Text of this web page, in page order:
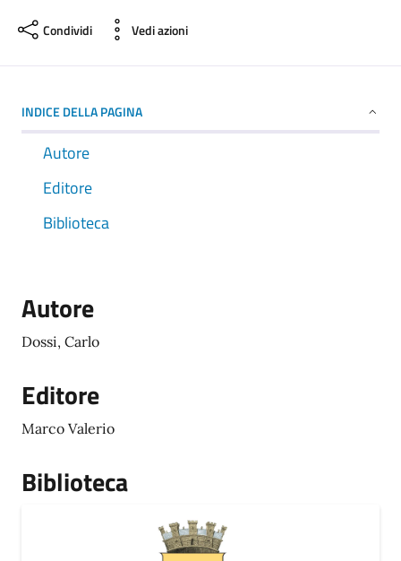
Condividi Vedi azioni
INDICE DELLA PAGINA
Autore
Editore
Biblioteca
Autore
Dossi, Carlo
Editore
Marco Valerio
Biblioteca